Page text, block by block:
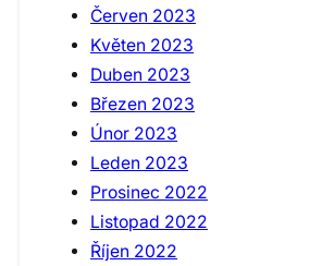
Červen 2023
Květen 2023
Duben 2023
Březen 2023
Únor 2023
Leden 2023
Prosinec 2022
Listopad 2022
Říjen 2022